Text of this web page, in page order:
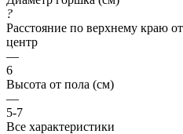
?
Расстояние по верхнему краю
центр
—
6
Высота от пола (см)
—
5-7
Все характеристики